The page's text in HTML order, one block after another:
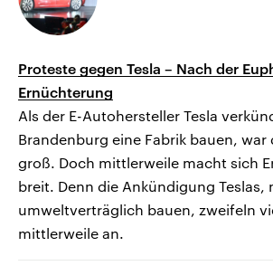
Proteste gegen Tesla – Nach der
Ernüchterung
Als der E-Autohersteller Tesla
Brandenburg eine Fabrik bauen, war
groß. Doch mittlerweile macht sich
breit. Denn die Ankündigung Teslas,
umweltverträglich bauen, zweifeln
mittlerweile an.